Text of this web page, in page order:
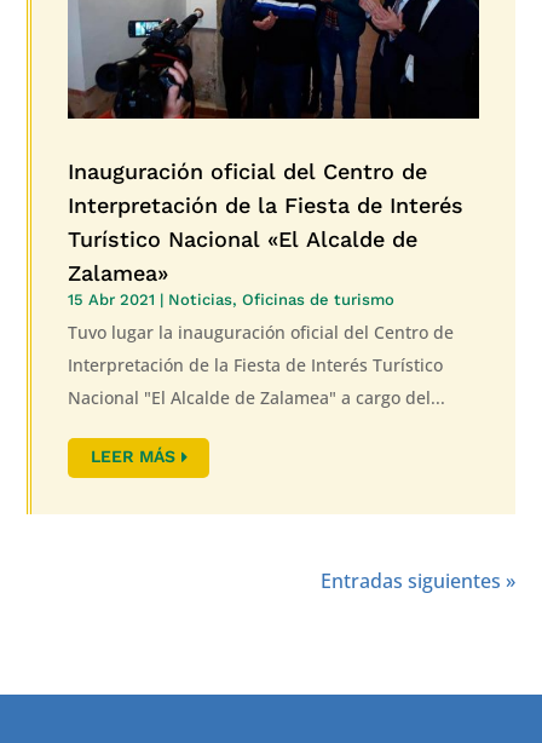
Inauguración oficial del Centro de
Interpretación de la Fiesta de Interés
Turístico Nacional «El Alcalde de
Zalamea»
15 Abr 2021 | Noticias,Oficinas de turismo
Tuvo lugar la inauguración oficial del Centro de
Interpretación de la Fiesta de Interés Turístico
Nacional "El Alcalde de Zalamea" a cargo del...
LEER MÁS
Entradas siguientes »